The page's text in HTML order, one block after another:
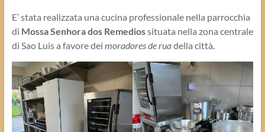
E’ stata realizzata una cucina professionale nella parrocchia
di Mossa Senhora dos Remediossituata nella zona centrale
di Sao Luis a favore dei moradores de ruadella città.